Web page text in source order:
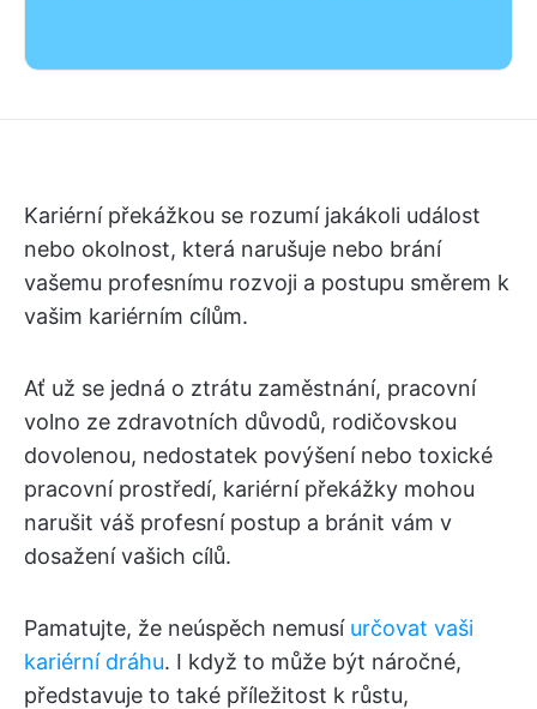
Kariérní překážkou se rozumí jakákoli událost
nebo okolnost, která narušuje nebo brání
vašemu profesnímu rozvoji a postupu směrem k
vašim kariérním cílům.
Ať už se jedná o ztrátu zaměstnání, pracovní
volno ze zdravotních důvodů, rodičovskou
dovolenou, nedostatek povýšení nebo toxické
pracovní prostředí, kariérní překážky mohou
narušit váš profesní postup a bránit vám v
dosažení vašich cílů.
Pamatujte, že neúspěch nemusí určovat vaši
kariérní dráhu. I když to může být náročné,
představuje to také příležitost k růstu,